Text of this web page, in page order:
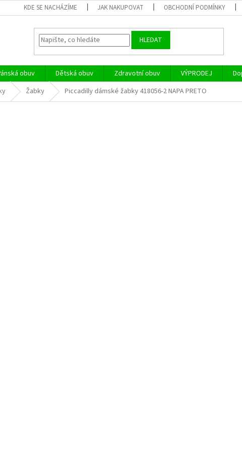
KDE SE NACHÁZÍME JAK NAKUPOVAT OBCHODNÍ PODMÍNKY
HLEDAT
obuv Dětská obuv Zdravotní obuv VÝPRODEJ
Žabky Piccadilly dámské žabky 418056-2 NAPA PRETO